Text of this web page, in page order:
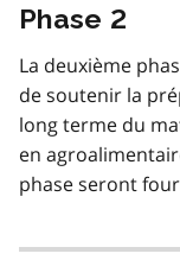
Phase 2
La deuxième
de soutenir la
long terme du
en
phase seront